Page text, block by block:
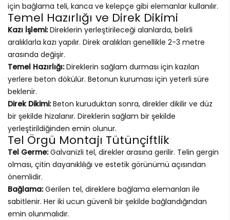
için bağlama teli, kanca ve kelepçe gibi elemanlar kullanılır.
Temel Hazırlığı ve Direk Dikimi
Kazı İşlemi:Direklerin yerleştirileceği alanlarda, belirli
aralıklarla kazı yapılır. Direk aralıkları genellikle 2-3 metre
arasında değişir.
Temel Hazırlığı:Direklerin sağlam durması için kazılan
yerlere beton dökülür. Betonun kuruması için yeterli süre
beklenir.
Direk Dikimi:Beton kuruduktan sonra, direkler dikilir ve düz
bir şekilde hizalanır. Direklerin sağlam bir şekilde
yerleştirildiğinden emin olunur.
Tel Örgü Montajı Tütünçiftlik
Tel Germe:Galvanizli tel, direkler arasına gerilir. Telin gergin
olması, çitin dayanıklılığı ve estetik görünümü açısından
önemlidir.
Bağlama:Gerilen tel, direklere bağlama elemanları ile
sabitlenir. Her iki ucun güvenli bir şekilde bağlandığından
emin olunmalıdır.